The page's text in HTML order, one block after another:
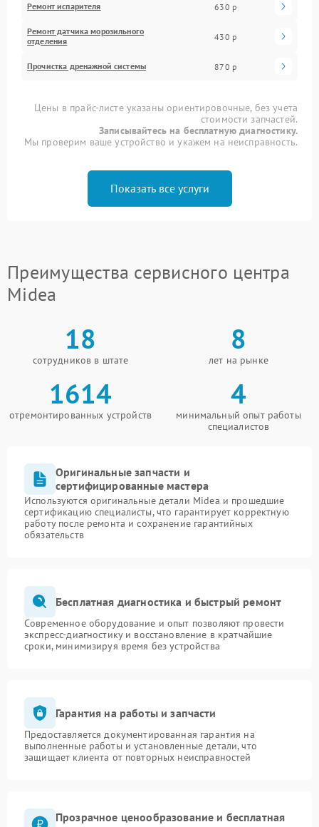
Ремонт испарителя 630 р
Ремонт датчика морозильного
отделения
430 р
Прочистка дренажной системы 870 р
Цены в прайс-листе указаны ориентировочные, без учета
стоимости запчастей.
Записывайтесь на бесплатную диагностику.
Мы проверим ваше устройство и укажем на неисправность.
Показать все услуги
Преимущества сервисного центра
Midea
18
сотрудников в штате
8
лет на рынке
1614
отремонтированных устройств
4
минимальный опыт работы
специалистов
Оригинальные запчасти и
сертифицированные мастера
Используются оригинальные детали Midea и прошедшие
сертификацию специалисты, что гарантирует корректную
работу после ремонта и сохранение гарантийных
обязательств
Бесплатная диагностика и быстрый ремонт
Современное оборудование и опыт позволяют провести
экспресс-диагностику и восстановление в кратчайшие
сроки, минимизируя время без устройства
Гарантия на работы и запчасти
Предоставляется документированная гарантия на
выполненные работы и установленные детали, что
защищает клиента от повторных неисправностей
Прозрачное ценообразование и бесплатная